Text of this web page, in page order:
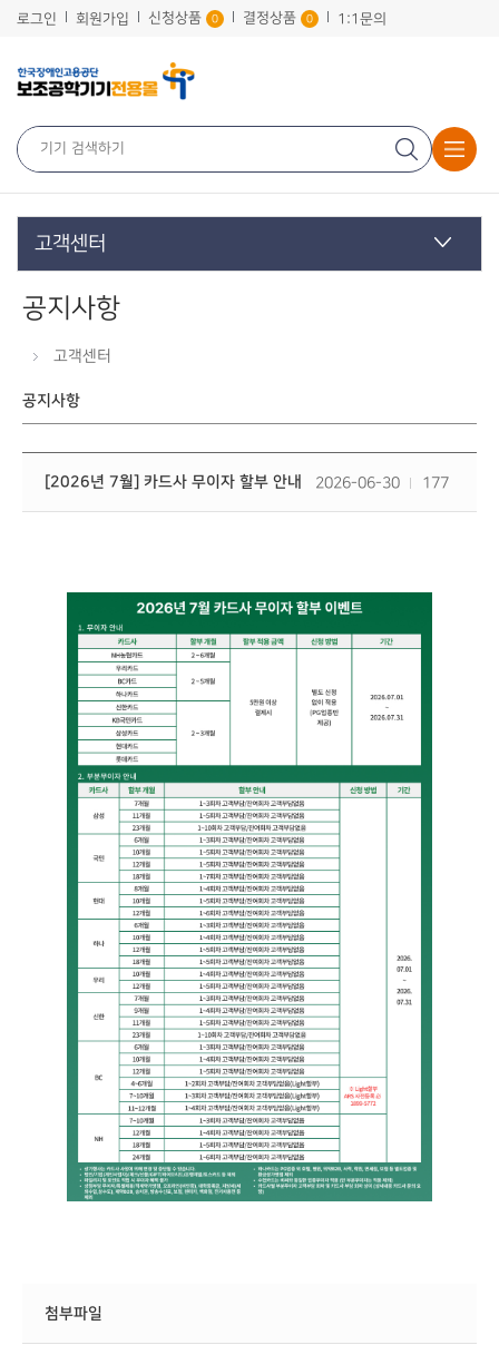
로그인 회원가입 신청상품 0 결정상품 0 1:1문의
고객센터
공지사항
고객센터
공지사항
[2026년 7월] 카드사 무이자 할부 안내 2026-06-30 177
첨부파일